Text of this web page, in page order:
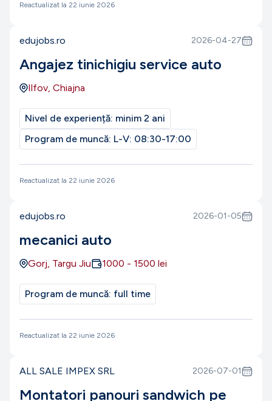
Reactualizat la 22 iunie 2026
edujobs.ro 2026-04-27
Angajez tinichigiu service auto
Ilfov, Chiajna
Nivel de experiență: minim 2 ani
Program de muncă: L-V: 08:30-17:00
Reactualizat la 22 iunie 2026
edujobs.ro 2026-01-05
mecanici auto
Gorj, Targu Jiu 1000 - 1500 lei
Program de muncă: full time
Reactualizat la 22 iunie 2026
ALL SALE IMPEX SRL 2026-07-01
Montatori panouri sandwich pe